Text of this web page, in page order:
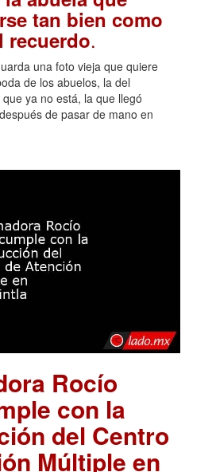
tan bien como
recuerdo.
una foto vieja que quiere
de los abuelos, la del
ya no está, la que llegó
de pasar de mano en
Rocío
con la
del Centro
Múltiple en